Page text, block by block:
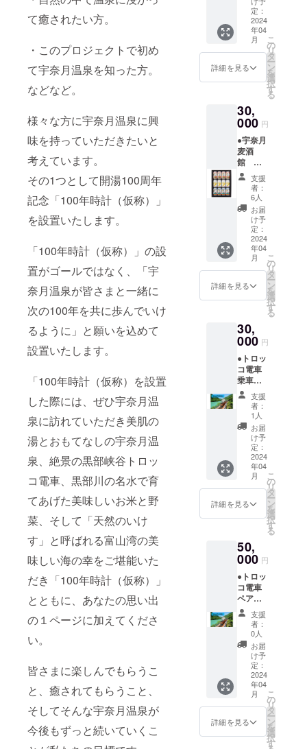
て癒されたい方。
・このプロジェクトで初め
て宇奈月温泉を知った方。
などなど。
様々な方に宇奈月温泉に興
味を持っていただきたいと
考えています。
その1つとして開湯100周年
記念「100年時計（仮称）」
を設置いたします。
「100年時計（仮称）」の設
置がゴールではなく、「宇
奈月温泉が皆さまと一緒に
次の100年を共に歩んでいけ
るように」と願いを込めて
設置いたします。
「100年時計（仮称）を設置
した際には、ぜひ宇奈月温
泉に訪れていただき美肌の
湯とおもてなしの宇奈月温
泉、絶景の黒部峡谷トロッ
コ電車、黒部川の名水で育
てあげた美味しいお米と野
菜、そして「天然のいけ
す」と呼ばれる富山湾の美
味しい海の幸をご堪能いた
だき「100年時計（仮称）」
とともに、あなたの思い出
の１ページに加えてくださ
い。
皆さまに楽しんでもらうこ
と、癒されてもらうこと、
そしてそんな宇奈月温泉が
今後もずっと続いていくこ
記念し
た特別
な升で
す。 今
回のリ
ターン
の中で
残るも
ので
す。
100周年
の記念
を残し
たい方
におす
すめで
す。
定：
2024
年04
月
詳細を見る
こ
の
リ
タ
ー
ン
を
選
択
す
る
30,
000 円
●宇奈月
麦酒
館 宇
奈月
ビール
12缶
セット
黒部市
内で栽
培され
た大麦
と黒部
の名水
を使っ
た宇奈
セット
です。
支援
者：
6人
お届
け予
定：
2024
年04
月
詳細を見る
こ
の
リ
タ
ー
ン
を
選
択
す
る
30,
000 円
●トロッ
コ電車
乗車
券 宇
奈月～
欅平
（往
復） ●
宇奈月
温泉総
湯「湯
めどこ
ろ宇奈
月」入
浴券1枚
と温泉
で宇奈
月温泉
を満喫
できる
コース
です。1
人旅に
最適で
す。
支援
者：
1人
お届
け予
定：
2024
年04
月
詳細を見る
こ
の
リ
タ
ー
ン
を
選
択
す
る
50,
000 円
●トロッ
コ電車
ペア乗
車券 ●
宇奈月
温泉総
湯「湯
めどこ
ろ宇奈
月」入
浴券2枚
2人で宇
奈月温
泉のト
ロッコ
支援
者：
0人
お届
け予
定：
2024
年04
月
詳細を見る
こ
の
リ
タ
ー
ン
を
選
択
す